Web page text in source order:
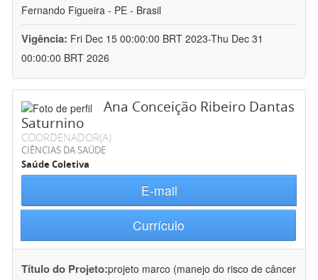
Fernando Figueira - PE - Brasil
Vigência: Fri Dec 15 00:00:00 BRT 2023-Thu Dec 31
00:00:00 BRT 2026
Ana Conceição Ribeiro Dantas
Saturnino
COORDENADOR(A)
CIÊNCIAS DA SAÚDE
Saúde Coletiva
E-mail
Currículo
Título do Projeto:projeto marco (manejo do risco de câncer